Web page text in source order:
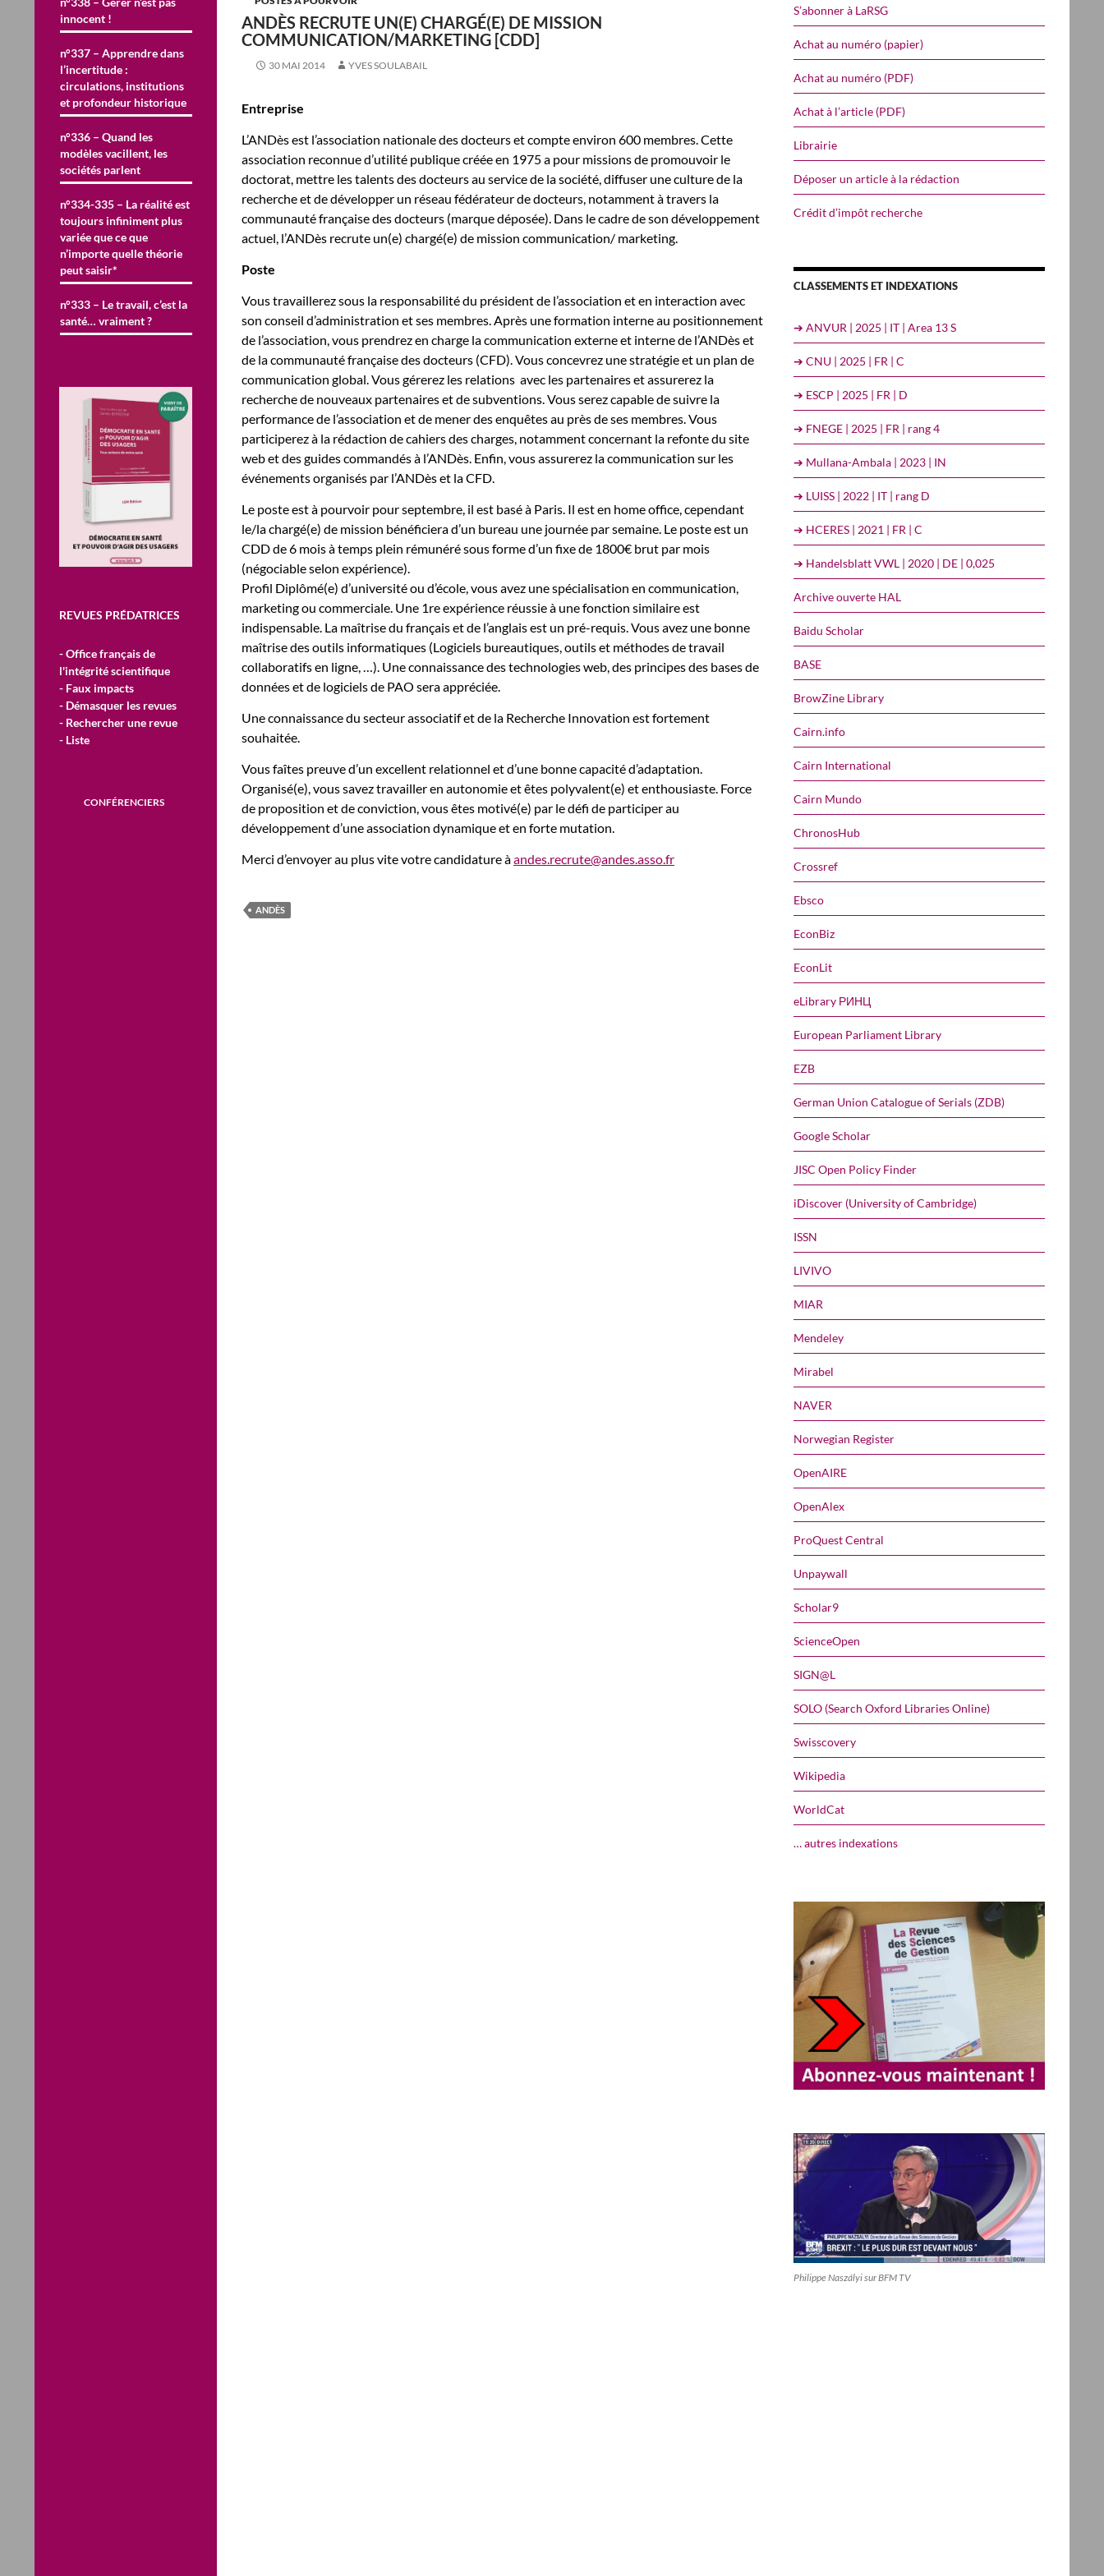
ANDÈS RECRUTE UN(E) CHARGÉ(E) DE MISSION
COMMUNICATION/MARKETING [CDD]
30 MAI 2014 YVES SOULABAIL
Entreprise
L’ANDès est l’association nationale des docteurs et compte environ 600 membres. Cette
association reconnue d’utilité publique créée en 1975 a pour missions de promouvoir le
doctorat, mettre les talents des docteurs au service de la société, diffuser une culture de la
recherche et de développer un réseau fédérateur de docteurs, notamment à travers la
communauté française des docteurs (marque déposée). Dans le cadre de son développement
actuel, l’ANDès recrute un(e) chargé(e) de mission communication/ marketing.
Poste
Vous travaillerez sous la responsabilité du président de l’association et en interaction avec
son conseil d’administration et ses membres. Après une formation interne au positionnement
de l’association, vous prendrez en charge la communication externe et interne de l’ANDès et
de la communauté française des docteurs (CFD). Vous concevrez une stratégie et un plan de
communication global. Vous gérerez les relations avec les partenaires et assurerez la
recherche de nouveaux partenaires et de subventions. Vous serez capable de suivre la
performance de l’association et de mener des enquêtes au près de ses membres. Vous
participerez à la rédaction de cahiers des charges, notamment concernant la refonte du site
web et des guides commandés à l’ANDès. Enfin, vous assurerez la communication sur les
événements organisés par l’ANDès et la CFD.
Le poste est à pourvoir pour septembre, il est basé à Paris. Il est en home office, cependant
le/la chargé(e) de mission bénéficiera d’un bureau une journée par semaine. Le poste est un
CDD de 6 mois à temps plein rémunéré sous forme d’un fixe de 1800€ brut par mois
(négociable selon expérience).
Profil Diplômé(e) d’université ou d’école, vous avez une spécialisation en communication,
marketing ou commerciale. Une 1re expérience réussie à une fonction similaire est
indispensable. La maîtrise du français et de l’anglais est un pré-requis. Vous avez une bonne
maîtrise des outils informatiques (Logiciels bureautiques, outils et méthodes de travail
collaboratifs en ligne, …). Une connaissance des technologies web, des principes des bases de
données et de logiciels de PAO sera appréciée.
Une connaissance du secteur associatif et de la Recherche Innovation est fortement
souhaitée.
Vous faîtes preuve d’un excellent relationnel et d’une bonne capacité d’adaptation.
Organisé(e), vous savez travailler en autonomie et êtes polyvalent(e) et enthousiaste. Force
de proposition et de conviction, vous êtes motivé(e) par le défi de participer au
développement d’une association dynamique et en forte mutation.
Merci d’envoyer au plus vite votre candidature àandes.recrute@andes.asso.fr
ANDÈS
S’abonner à LaRSG
Achat au numéro (papier)
Achat au numéro (PDF)
Achat à l’article (PDF)
Librairie
Déposer un article à la rédaction
Crédit d’impôt recherche
CLASSEMENTS ET INDEXATIONS
➔ ANVUR | 2025 | IT | Area 13 S
➔ CNU | 2025 | FR | C
➔ ESCP | 2025 | FR | D
➔ FNEGE | 2025 | FR | rang 4
➔ Mullana-Ambala | 2023 | IN
➔ LUISS | 2022 | IT | rang D
➔ HCERES | 2021 | FR | C
➔ Handelsblatt VWL | 2020 | DE | 0,025
Archive ouverte HAL
Baidu Scholar
BASE
BrowZine Library
Cairn.info
Cairn International
Cairn Mundo
ChronosHub
Crossref
Ebsco
EconBiz
EconLit
eLibrary РИНЦ
European Parliament Library
EZB
German Union Catalogue of Serials (ZDB)
Google Scholar
JISC Open Policy Finder
iDiscover (University of Cambridge)
ISSN
LIVIVO
MIAR
Mendeley
Mirabel
NAVER
Norwegian Register
OpenAIRE
OpenAlex
ProQuest Central
Unpaywall
Scholar9
ScienceOpen
SIGN@L
SOLO (Search Oxford Libraries Online)
Swisscovery
Wikipedia
WorldCat
… autres indexations
Philippe Naszályi sur BFM TV
innocent !
n°337 – Apprendre dans
l’incertitude :
circulations, institutions
et profondeur historique
n°336 – Quand les
modèles vacillent, les
sociétés parlent
n°334-335 – La réalité est
toujours infiniment plus
variée que ce que
n’importe quelle théorie
peut saisir*
n°333 – Le travail, c’est la
santé… vraiment ?
REVUES PRÉDATRICES
- Office français de
l'intégrité scientifique
- Faux impacts
- Démasquer les revues
- Rechercher une revue
- Liste
CONFÉRENCIERS